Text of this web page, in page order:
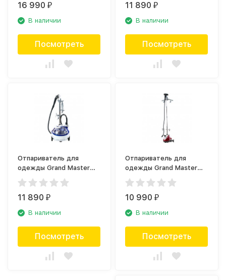
16 990₽
В наличии
Посмотреть
11 890₽
В наличии
Посмотреть
Отпариватель для
одежды Grand Master
GM-Q5 Multi/R синий
11 890₽
В наличии
Посмотреть
Отпариватель для
одежды Grand Master
GM-Q7 Multi/R красный
10 990₽
В наличии
Посмотреть